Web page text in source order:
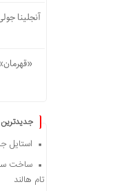
آنجلینا
استایل
ساخت
تام هالند